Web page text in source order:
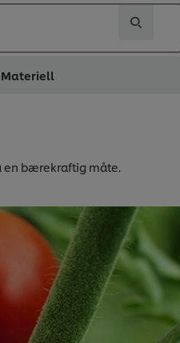
Materiell
en bærekraftig måte.